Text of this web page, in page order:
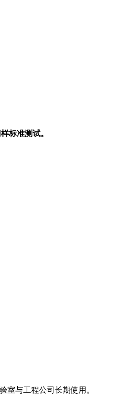
标准测试。
室与工程公司长期使用。